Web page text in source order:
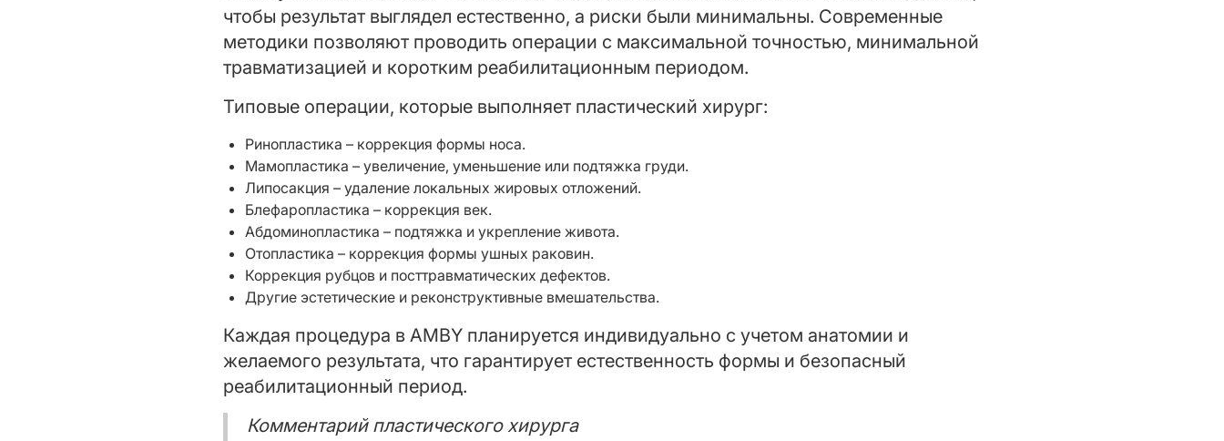
чтобы результат выглядел естественно, а риски были минимальны. Современные
методики позволяют проводить операции с максимальной точностью, минимальной
травматизацией и коротким реабилитационным периодом.
Типовые операции, которые выполняет пластический хирург:
Ринопластика – коррекция формы носа.
Мамопластика – увеличение, уменьшение или подтяжка груди.
Липосакция – удаление локальных жировых отложений.
Блефаропластика – коррекция век.
Абдоминопластика – подтяжка и укрепление живота.
Отопластика – коррекция формы ушных раковин.
Коррекция рубцов и посттравматических дефектов.
Другие эстетические и реконструктивные вмешательства.
Каждая процедура в AMBY планируется индивидуально с учетом анатомии и
желаемого результата, что гарантирует естественность формы и безопасный
реабилитационный период.
Комментарий пластического хирурга